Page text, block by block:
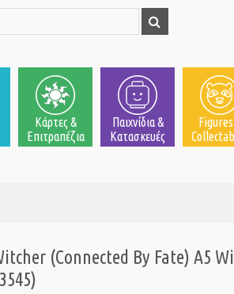
Κάρτες &
Επιτραπέζια
Παιχνίδια &
Κατασκευές
(Connected By Fate) A5